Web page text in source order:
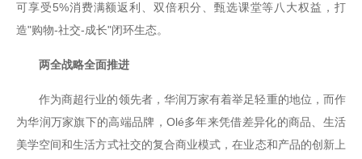
可享受5%消费满额返利、双倍积分、甄选课堂等八大权益，打
造"购物-社交-成长"闭环生态。
两全战略全面推进
作为商超行业的领先者，华润万家有着举足轻重的地位，而作
为华润万家旗下的高端品牌，Olé多年来凭借差异化的商品、生活
美学空间和生活方式社交的复合商业模式，在业态和产品的创新上